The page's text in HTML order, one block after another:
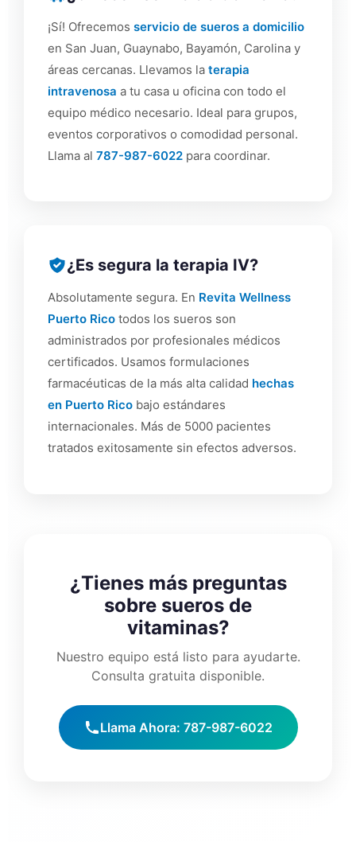
¡Sí! Ofrecemos servicio de sueros a domicilio
en San Juan, Guaynabo, Bayamón, Carolina y
áreas cercanas. Llevamos la terapia
intravenosa a tu casa u oficina con todo el
equipo médico necesario. Ideal para grupos,
eventos corporativos o comodidad personal.
Llama al 787-987-6022 para coordinar.
¿Es segura la terapia IV?
Absolutamente segura. En Revita Wellness
Puerto Rico todos los sueros son
administrados por profesionales médicos
certificados. Usamos formulaciones
farmacéuticas de la más alta calidad hechas
en Puerto Rico bajo estándares
internacionales. Más de 5000 pacientes
tratados exitosamente sin efectos adversos.
¿Tienes más preguntas
sobre sueros de
vitaminas?
Nuestro equipo está listo para ayudarte.
Consulta gratuita disponible.
Llama Ahora: 787-987-6022